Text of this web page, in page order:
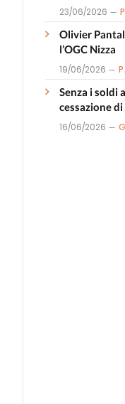
23/06/2026
Olivier
l’OGC Nizza
19/06/2026
Senza i soldi
cessazione
16/06/2026